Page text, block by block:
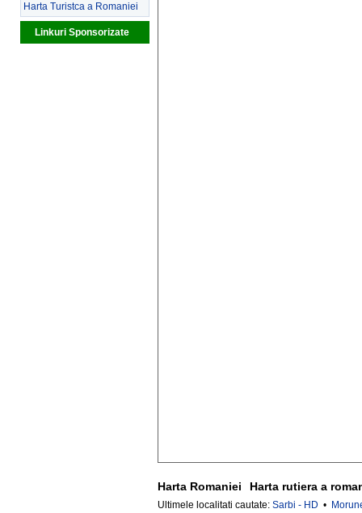
Harta Turistca a Romaniei
Linkuri Sponsorizate
Harta Romaniei Harta rutiera a
Ultimele localitati cautate: Sarbi - HD •